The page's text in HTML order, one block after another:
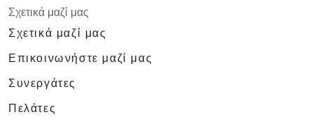
Σχετικά μαζί μας
Σχετικά μαζί μας
Επικοινωνήστε μαζί μας
Συνεργάτες
Πελάτες